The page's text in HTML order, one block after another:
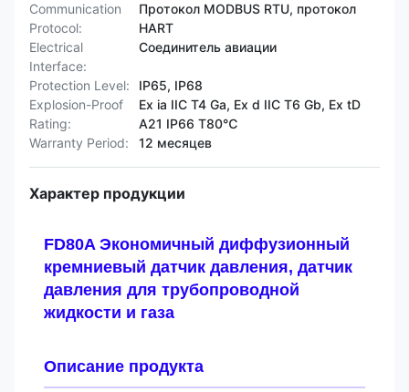
Communication
Protocol:
Протокол MODBUS RTU, протокол
HART
Electrical
Interface:
Соединитель авиации
Protection Level:
IP65, IP68
Explosion-Proof
Rating:
Ex ia IIC T4 Ga, Ex d IIC T6 Gb, Ex tD
A21 IP66 T80℃
Warranty Period:
12 месяцев
Характер продукции
FD80A Экономичный диффузионный
кремниевый датчик давления, датчик
давления для трубопроводной
жидкости и газа
Описание продукта